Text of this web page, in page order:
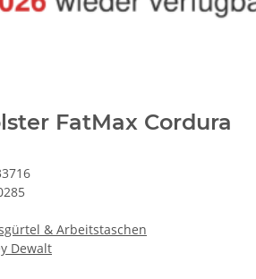
FatMax Cordura
& Arbeitstaschen
Dewalt